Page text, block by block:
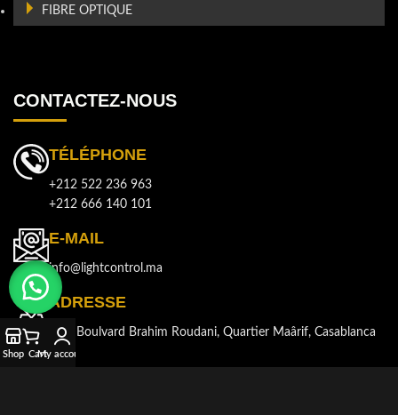
FIBRE OPTIQUE
CONTACTEZ-NOUS
TÉLÉPHONE
+212 522 236 963
+212 666 140 101
E-MAIL
info@lightcontrol.ma
ADRESSE
143, Boulvard Brahim Roudani, Quartier Maârif, Casablanca
Shop CartMy account